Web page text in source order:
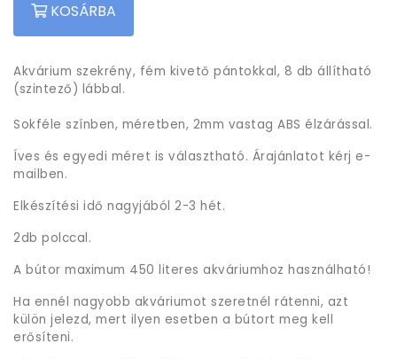
KOSÁRBA
Akvárium szekrény, fém kivető pántokkal, 8 db állítható
(szintező) lábbal.
Sokféle színben, méretben, 2mm vastag ABS élzárással.
Íves és egyedi méret is választható. Árajánlatot kérj e-
mailben.
Elkészítési idő nagyjából 2-3 hét.
2db polccal.
A bútor maximum 450 literes akváriumhoz használható!
Ha ennél nagyobb akváriumot szeretnél rátenni, azt
külön jelezd, mert ilyen esetben a bútort meg kell
erősíteni.